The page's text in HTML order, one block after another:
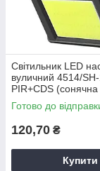
Світильник LED
вуличний 4514/
PIR+CDS (сонячна
датчик світла та
акум.)
Готово до
120,70 ₴
Купити